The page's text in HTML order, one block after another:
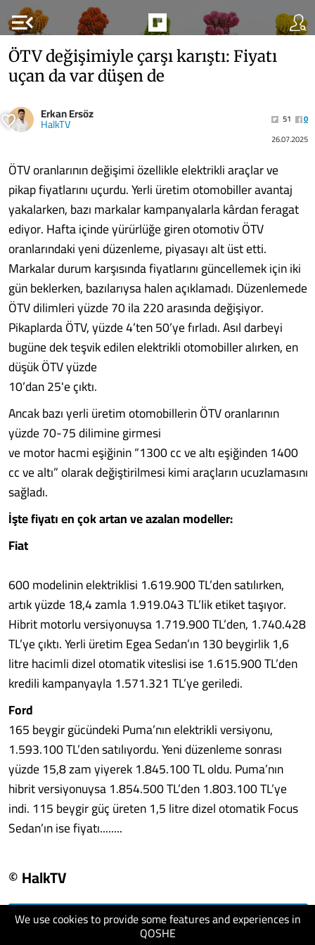
menu_open
We use cookies to provide some features and experiences in
QOSHE
ÖTV değişimiyle çarşı karıştı: Fiyatı
uçan da var düşen de
Erkan Ersöz
HalkTV 51
0
26.07.2025
ÖTV oranlarının değişimi özellikle elektrikli araçlar ve
pikap fiyatlarını uçurdu. Yerli üretim otomobiller avantaj
yakalarken, bazı markalar kampanyalarla kârdan feragat
ediyor. Hafta içinde yürürlüğe giren otomotiv ÖTV
oranlarındaki yeni düzenleme, piyasayı alt üst etti.
Markalar durum karşısında fiyatlarını güncellemek için iki
gün beklerken, bazılarıysa halen açıklamadı. Düzenlemede
ÖTV dilimleri yüzde 70 ila 220 arasında değişiyor.
Pikaplarda ÖTV, yüzde 4’ten 50’ye fırladı. Asıl darbeyi
bugüne dek teşvik edilen elektrikli otomobiller alırken, en
düşük ÖTV yüzde
10’dan 25'e çıktı.
Ancak bazı yerli üretim otomobillerin ÖTV oranlarının
yüzde 70-75 dilimine girmesi
ve motor hacmi eşiğinin “1300 cc ve altı eşiğinden 1400
cc ve altı” olarak değiştirilmesi kimi araçların ucuzlamasını
sağladı.
İşte fiyatı en çok artan ve azalan modeller:
Fiat
600 modelinin elektriklisi 1.619.900 TL’den satılırken,
artık yüzde 18,4 zamla 1.919.043 TL’lik etiket taşıyor.
Hibrit motorlu versiyonuysa 1.719.900 TL’den, 1.740.428
TL’ye çıktı. Yerli üretim Egea Sedan’ın 130 beygirlik 1,6
litre hacimli dizel otomatik viteslisi ise 1.615.900 TL’den
kredili kampanyayla 1.571.321 TL’ye geriledi.
Ford
165 beygir gücündeki Puma’nın elektrikli versiyonu,
1.593.100 TL’den satılıyordu. Yeni düzenleme sonrası
yüzde 15,8 zam yiyerek 1.845.100 TL oldu. Puma’nın
hibrit versiyonuysa 1.854.500 TL’den 1.803.100 TL’ye
indi. 115 beygir güç üreten 1,5 litre dizel otomatik Focus
Sedan’ın ise fiyatı........
© HalkTV
visit website